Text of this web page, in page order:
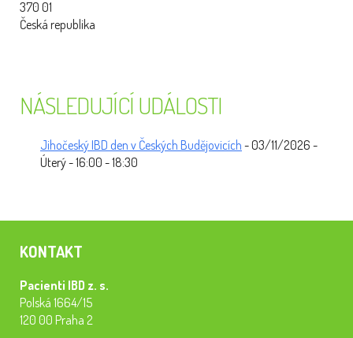
370 01
Česká republika
NÁSLEDUJÍCÍ UDÁLOSTI
Jihočeský IBD den v Českých Budějovicích - 03/11/2026 -
Úterý - 16:00 - 18:30
KONTAKT
Pacienti IBD z. s.
Polská 1664/15
120 00 Praha 2